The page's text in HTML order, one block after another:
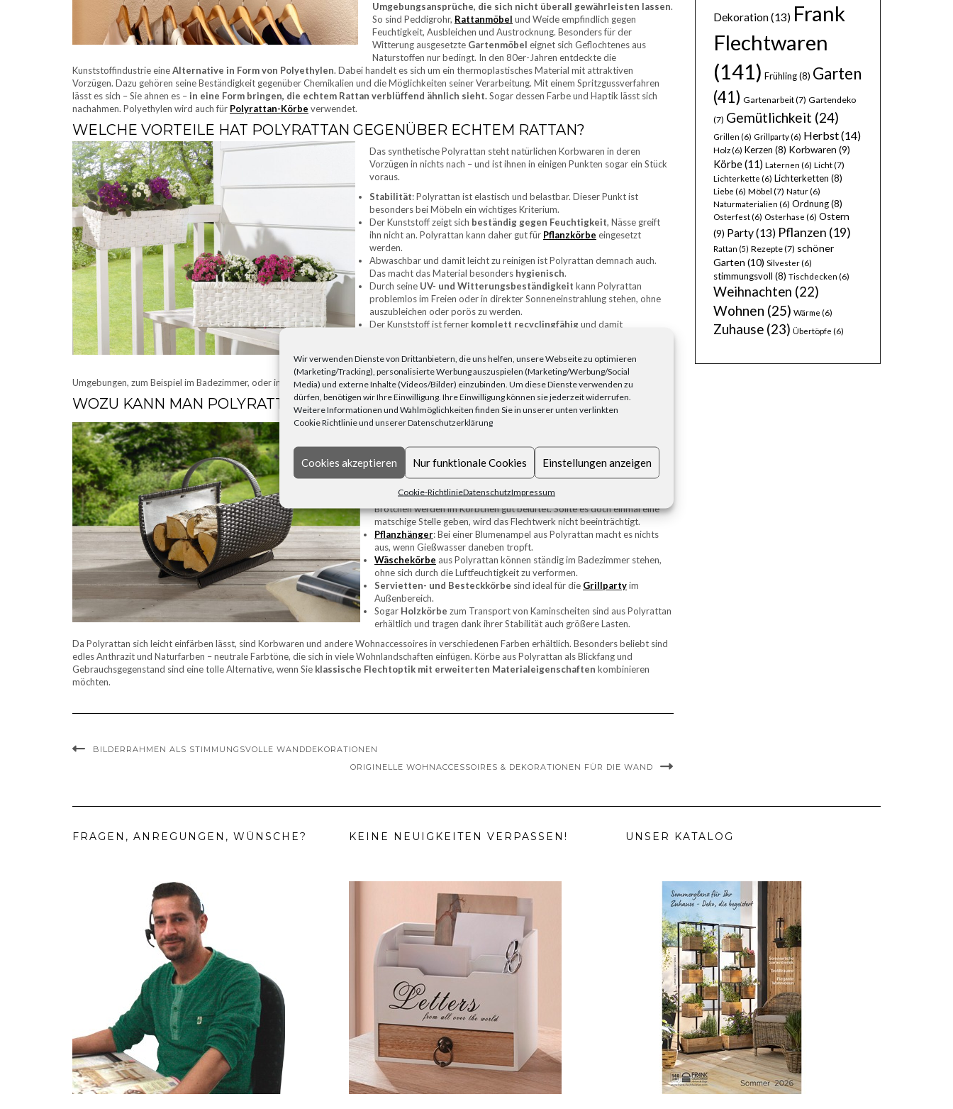
Wir verwenden Dienste von Drittanbietern, die uns helfen, unsere Webseite zu optimieren
(Marketing/Tracking), personalisierte Werbung auszuspielen (Marketing/Werbung/Social
Media) und externe Inhalte (Videos/Bilder) einzubinden. Um diese Dienste verwenden zu
dürfen, benötigen wir Ihre Einwilligung. Ihre Einwilligung können sie jederzeit widerrufen.
Weitere Informationen und Wahlmöglichkeiten finden Sie in unserer unten verlinkten
Cookie Richtlinie und unserer Datenschutzerklärung
Cookies akzeptieren Nur funktionale Cookies Einstellungen anzeigen
Cookie-RichtlinieDatenschutzImpressum
Umgebungsansprüche, die sich nicht überall gewährleisten lassen.
So sind Peddigrohr, Rattanmöbel und Weide empfindlich gegen
Feuchtigkeit, Ausbleichen und Austrocknung. Besonders für der
Witterung ausgesetzte Gartenmöbel eignet sich Geflochtenes aus
Naturstoffen nur bedingt. In den 80er-Jahren entdeckte die
Kunststoffindustrie eineAlternative in Form von Polyethylen. Dabei handelt es sich um ein thermoplastisches Material mit attraktiven
Vorzügen. Dazu gehören seine Beständigkeit gegenüber Chemikalien und die Möglichkeiten seiner Verarbeitung. Mit einem Spritzgussverfahren
lässt es sich – Sie ahnen es – in eine Form bringen, die echtem Rattan verblüffend ähnlich sieht.Sogar dessen Farbe und Haptik lässt sich
nachahmen. Polyethylen wird auch für Polyrattan-Körbe verwendet.
WELCHE VORTEILE HAT POLYRATTAN GEGENÜBER ECHTEM RATTAN?
Das synthetische Polyrattan steht natürlichen Korbwaren in deren
Vorzügen in nichts nach – und ist ihnen in einigen Punkten sogar ein Stück
voraus.
Stabilität: Polyrattan ist elastisch und belastbar. Dieser Punkt ist
besonders bei Möbeln ein wichtiges Kriterium.
Der Kunststoff zeigt sich beständig gegen Feuchtigkeit, Nässe greift
ihn nicht an. Polyrattan kann daher gut für Pflanzkörbe eingesetzt
werden.
Abwaschbar und damit leicht zu reinigen ist Polyrattan demnach auch.
Das macht das Material besonders hygienisch.
Durch seine UV- und Witterungsbeständigkeit kann Polyrattan
problemlos im Freien oder in direkter Sonneneinstrahlung stehen, ohne
auszubleichen oder porös zu werden.
Der Kunststoff ist ferner komplett recyclingfähigund damit
Ein ganz erheblicher Vorteil von Polyrattan für kleinere Körbe ist seine
Wasserfestigkeit. Dadurch können die Körbe ohne Weiteres in feuchteren
Umgebungen, zum Beispiel im Badezimmer, oder in direktem Kontakt mit Lebensmitteln in der Küche zum Einsatz kommen.
WOZU KANN MAN POLYRATTAN-KÖRBE BENUTZEN?
Körbe aus Polyrattan als Ordnungshelfer und Wohnaccessoires erhalten
Auslage-und Universalkörbe: Legen Sie Badtextilien wie
Gästehandtücher oder Waschlappen in einem Korb ins
Füllkörbeund Brotkörbe: Lebensmittel wie Gemüse, Obst oder
Brötchen werden im Körbchen gut belüftet. Sollte es doch einmal eine
matschige Stelle geben, wird das Flechtwerk nicht beeinträchtigt.
Pflanzhänger: Bei einer Blumenampel aus Polyrattan macht es nichts
aus, wenn Gießwasser daneben tropft.
Wäschekörbe aus Polyrattan können ständig im Badezimmer stehen,
ohne sich durch die Luftfeuchtigkeit zu verformen.
Servietten- und Besteckkörbe sind ideal für die Grillpartyim
Außenbereich.
Sogar Holzkörbe zum Transport von Kaminscheiten sind aus Polyrattan
erhältlich und tragen dank ihrer Stabilität auch größere Lasten.
Da Polyrattan sich leicht einfärben lässt, sind Korbwaren und andere Wohnaccessoires in verschiedenen Farben erhältlich. Besonders beliebt sind
edles Anthrazit und Naturfarben – neutrale Farbtöne, die sich in viele Wohnlandschaften einfügen. Körbe aus Polyrattan als Blickfang und
Gebrauchsgegenstand sind eine tolle Alternative, wenn Sie klassische Flechtoptik mit erweiterten Materialeigenschaften kombinieren
möchten.
BILDERRAHMEN ALS STIMMUNGSVOLLE WANDDEKORATIONEN
ORIGINELLE WOHNACCESSOIRES & DEKORATIONEN FÜR DIE WAND
Dekoration(13) Frank
Flechtwaren
(141) Frühling(8) Garten
(41) Gartenarbeit(7) Gartendeko
(7) Gemütlichkeit (24)
Grillen (6) Grillparty(6) Herbst(14)
Holz(6) Kerzen (8) Korbwaren (9)
Körbe(11) Laternen (6) Licht(7)
Lichterkette (6) Lichterketten (8)
Liebe (6) Möbel (7) Natur(6)
Naturmaterialien (6) Ordnung(8)
Osterfest(6) Osterhase (6) Ostern
(9) Party(13) Pflanzen (19)
Rattan (5) Rezepte(7) schöner
Garten (10) Silvester(6)
stimmungsvoll (8) Tischdecken (6)
Weihnachten (22)
Wohnen (25) Wärme (6)
Zuhause(23) Übertöpfe (6)
FRAGEN, ANREGUNGEN, WÜNSCHE? KEINE NEUIGKEITEN VERPASSEN! UNSER KATALOG